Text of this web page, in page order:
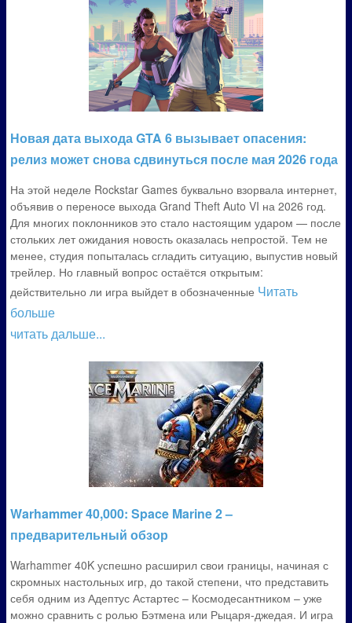
Новая дата выхода GTA 6 вызывает опасения:
релиз может снова сдвинуться после мая 2026 года
На этой неделе Rockstar Games буквально взорвала интернет,
объявив о переносе выхода Grand Theft Auto VI на 2026 год.
Для многих поклонников это стало настоящим ударом — после
стольких лет ожидания новость оказалась непростой. Тем не
менее, студия попыталась сгладить ситуацию, выпустив новый
трейлер. Но главный вопрос остаётся открытым:
действительно ли игра выйдет в обозначенные Читать
больше
читать дальше...
Warhammer 40,000: Space Marine 2 –
предварительный обзор
Warhammer 40K успешно расширил свои границы, начиная с
скромных настольных игр, до такой степени, что представить
себя одним из Адептус Астартес – Космодесантником – уже
можно сравнить с ролью Бэтмена или Рыцаря-джедая. И игра